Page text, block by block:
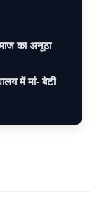
का अनूठा
में मां- बेटी